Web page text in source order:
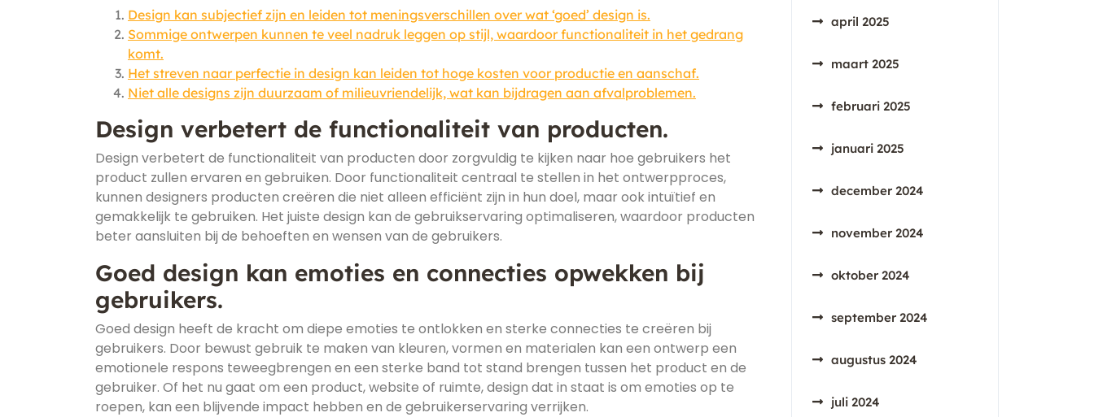
Design kan subjectief zijn en leiden tot meningsverschillen over wat ‘goed’ design is.
Sommige ontwerpen kunnen te veel nadruk leggen op stijl, waardoor functionaliteit in het gedrang
komt.
Het streven naar perfectie in design kan leiden tot hoge kosten voor productie en aanschaf.
Niet alle designs zijn duurzaam of milieuvriendelijk, wat kan bijdragen aan afvalproblemen.
Design verbetert de functionaliteit van producten.
Design verbetert de functionaliteit van producten door zorgvuldig te kijken naar hoe gebruikers het
product zullen ervaren en gebruiken. Door functionaliteit centraal te stellen in het ontwerpproces,
kunnen designers producten creëren die niet alleen efficiënt zijn in hun doel, maar ook intuïtief en
gemakkelijk te gebruiken. Het juiste design kan de gebruikservaring optimaliseren, waardoor producten
beter aansluiten bij de behoeften en wensen van de gebruikers.
Goed design kan emoties en connecties opwekken bij
gebruikers.
Goed design heeft de kracht om diepe emoties te ontlokken en sterke connecties te creëren bij
gebruikers. Door bewust gebruik te maken van kleuren, vormen en materialen kan een ontwerp een
emotionele respons teweegbrengen en een sterke band tot stand brengen tussen het product en de
gebruiker. Of het nu gaat om een product, website of ruimte, design dat in staat is om emoties op te
roepen, kan een blijvende impact hebben en de gebruikerservaring verrijken.
april 2025
maart 2025
februari 2025
januari 2025
december 2024
november 2024
oktober 2024
september 2024
augustus 2024
juli 2024